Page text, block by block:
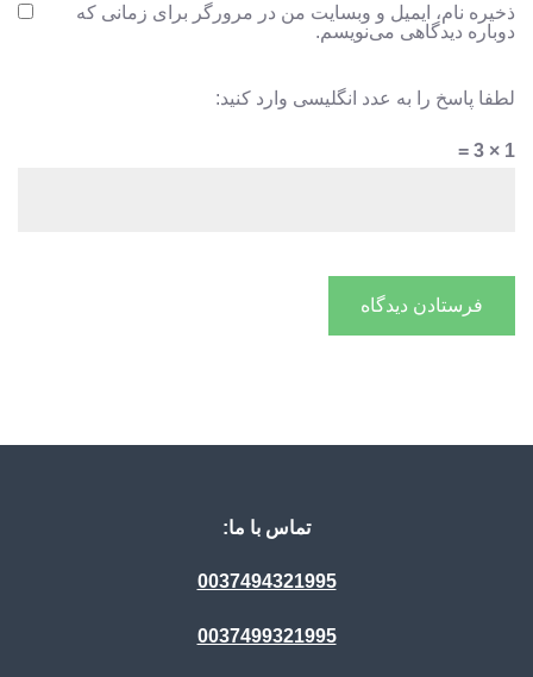
ذخیره نام، ایمیل و وبسایت من در مرورگر برای زمانی که
دوباره دیدگاهی می‌نویسم.
لطفا پاسخ را به عدد انگلیسی وارد کنید:
1 × 3 =
تماس با ما:
0037494321995
0037499321995